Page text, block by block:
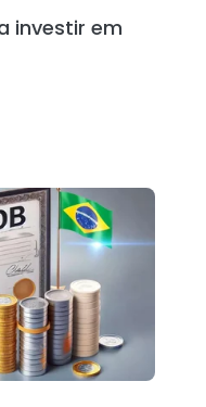
investir em